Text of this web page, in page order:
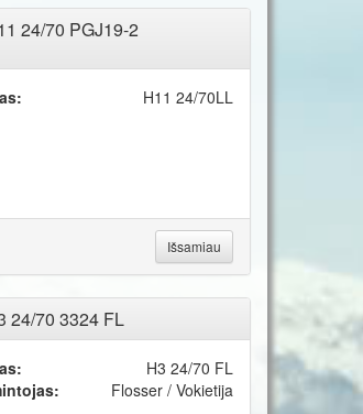
24/70 PGJ19-2
H11 24/70LL
Išsamiau
24/70 3324 FL
H3 24/70 FL
Flosser / Vokietija